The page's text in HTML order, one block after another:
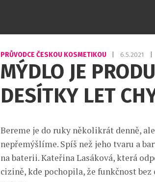
PRŮVODCE ČESKOU KOSMETIKOU 6.5.2021
MÝDLO JE
DESÍTKY LET
Bereme je do ruky několikrát denně,
nepřemýšlíme. Spíš než jeho tvaru a
na baterii. Kateřina Lasáková, která
cizině, kde pochopila, že funkčnost